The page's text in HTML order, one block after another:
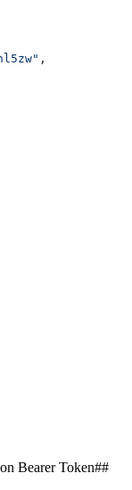
,
Bearer Token##